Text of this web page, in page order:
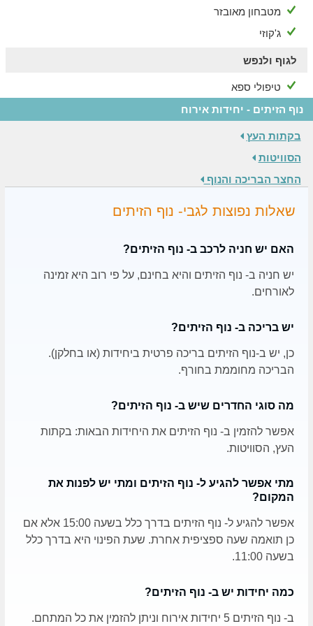
מטבחון מאובזר
ג'קוזי
לגוף ולנפש
טיפולי ספא
נוף הזיתים - יחידות אירוח
בקתות העץ
הסוויטות
החצר הבריכה והנוף
שאלות נפוצות לגבי- נוף הזיתים
האם יש חניה לרכב ב- נוף הזיתים?
יש חניה ב- נוף הזיתים והיא בחינם, על פי רוב היא זמינה
לאורחים.
יש בריכה ב- נוף הזיתים?
כן, יש ב-נוף הזיתים בריכה פרטית ביחידות (או בחלקן).
הבריכה מחוממת בחורף.
מה סוגי החדרים שיש ב- נוף הזיתים?
אפשר להזמין ב- נוף הזיתים את היחידות הבאות: בקתות
העץ, הסוויטות.
מתי אפשר להגיע ל- נוף הזיתים ומתי יש לפנות את
המקום?
אפשר להגיע ל- נוף הזיתים בדרך כלל בשעה 15:00 אלא אם
כן תואמה שעה ספציפית אחרת. שעת הפינוי היא בדרך כלל
בשעה 11:00.
כמה יחידות יש ב- נוף הזיתים?
ב- נוף הזיתים 5 יחידות אירוח וניתן להזמין את כל המתחם.